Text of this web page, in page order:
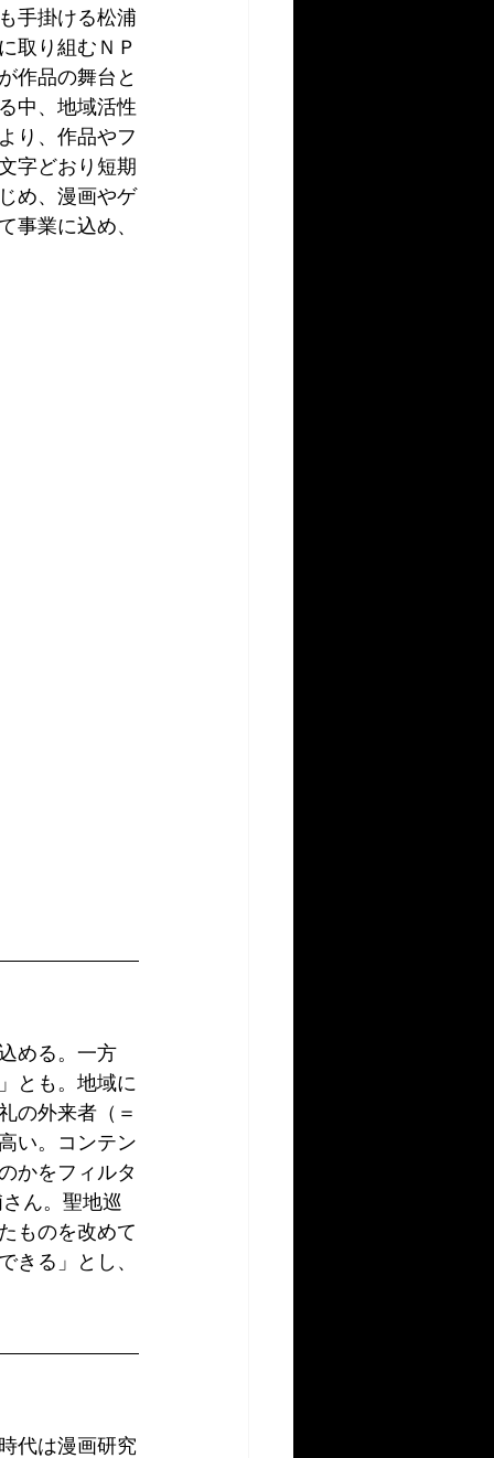
手掛ける松浦
取り組むＮＰ
作品の舞台と
中、地域活性
り、作品やフ
字どおり短期
め、漫画やゲ
事業に込め、
める。一方
とも。地域に
の外来者（＝
い。コンテン
かをフィルタ
ん。聖地巡
ものを改めて
きる」とし、
代は漫画研究